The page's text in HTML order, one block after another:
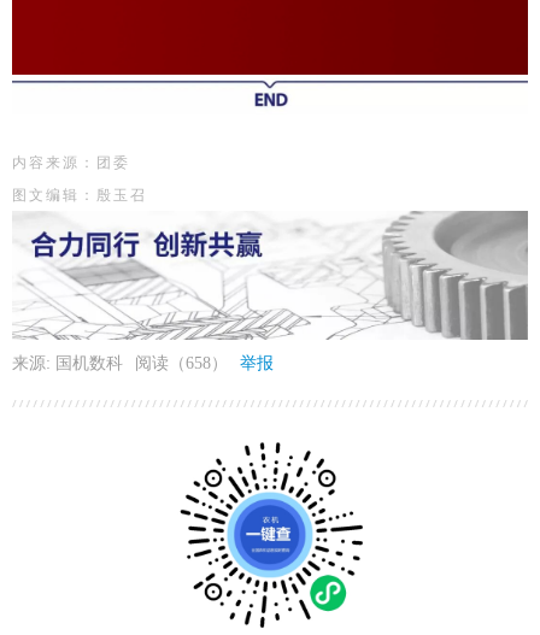
内 容来源：团委
图文编辑：殷玉召
来源: 国机数科 阅读（658） 举报